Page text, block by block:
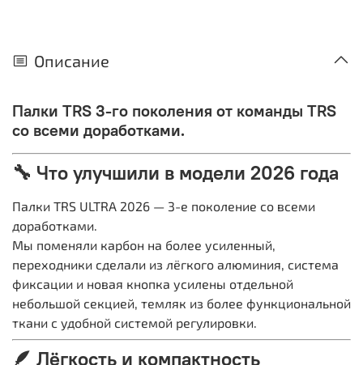
Описание
Палки TRS 3-го поколения от команды TRS
со всеми доработками.
🔧 Что улучшили в модели 2026 года
Палки TRS ULTRA 2026 — 3-е поколение со всеми
доработками.
Мы поменяли карбон на более усиленный,
переходники сделали из лёгкого алюминия, система
фиксации и новая кнопка усилены отдельной
небольшой секцией, темляк из более функциональной
ткани с удобной системой регулировки.
🪶 Лёгкость и компактность